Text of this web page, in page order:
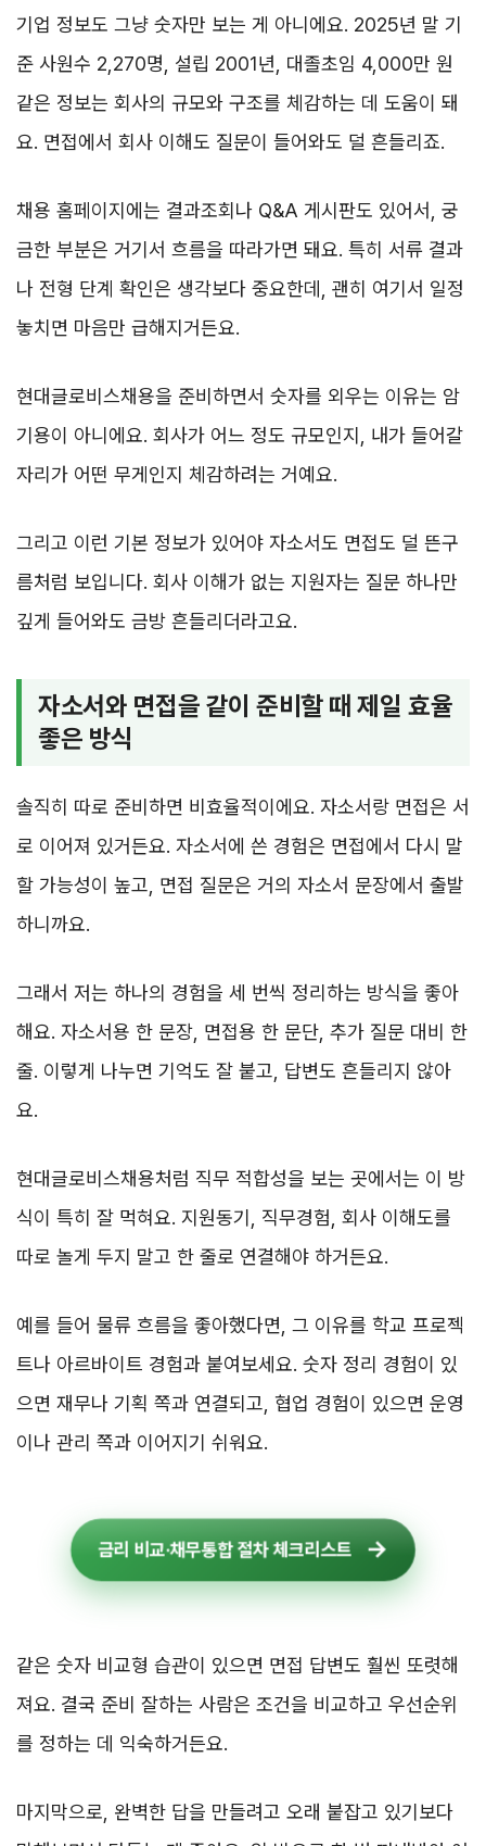
기업 정보도 그냥 숫자만 보는 게 아니에요. 2025년 말 기
준 사원수 2,270명, 설립 2001년, 대졸초임 4,000만 원
같은 정보는 회사의 규모와 구조를 체감하는 데 도움이 돼
요. 면접에서 회사 이해도 질문이 들어와도 덜 흔들리죠.
채용 홈페이지에는 결과조회나 Q&A 게시판도 있어서, 궁
금한 부분은 거기서 흐름을 따라가면 돼요. 특히 서류 결과
나 전형 단계 확인은 생각보다 중요한데, 괜히 여기서 일정
놓치면 마음만 급해지거든요.
현대글로비스채용을 준비하면서 숫자를 외우는 이유는 암
기용이 아니에요. 회사가 어느 정도 규모인지, 내가 들어갈
자리가 어떤 무게인지 체감하려는 거예요.
그리고 이런 기본 정보가 있어야 자소서도 면접도 덜 뜬구
름처럼 보입니다. 회사 이해가 없는 지원자는 질문 하나만
깊게 들어와도 금방 흔들리더라고요.
자소서와 면접을 같이 준비할 때 제일 효율
좋은 방식
솔직히 따로 준비하면 비효율적이에요. 자소서랑 면접은 서
로 이어져 있거든요. 자소서에 쓴 경험은 면접에서 다시 말
할 가능성이 높고, 면접 질문은 거의 자소서 문장에서 출발
하니까요.
그래서 저는 하나의 경험을 세 번씩 정리하는 방식을 좋아
해요. 자소서용 한 문장, 면접용 한 문단, 추가 질문 대비 한
줄. 이렇게 나누면 기억도 잘 붙고, 답변도 흔들리지 않아
요.
현대글로비스채용처럼 직무 적합성을 보는 곳에서는 이 방
식이 특히 잘 먹혀요. 지원동기, 직무경험, 회사 이해도를
따로 놀게 두지 말고 한 줄로 연결해야 하거든요.
예를 들어 물류 흐름을 좋아했다면, 그 이유를 학교 프로젝
트나 아르바이트 경험과 붙여보세요. 숫자 정리 경험이 있
으면 재무나 기획 쪽과 연결되고, 협업 경험이 있으면 운영
이나 관리 쪽과 이어지기 쉬워요.
금리 비교·채무통합 절차 체크리스트
같은 숫자 비교형 습관이 있으면 면접 답변도 훨씬 또렷해
져요. 결국 준비 잘하는 사람은 조건을 비교하고 우선순위
를 정하는 데 익숙하거든요.
마지막으로, 완벽한 답을 만들려고 오래 붙잡고 있기보다